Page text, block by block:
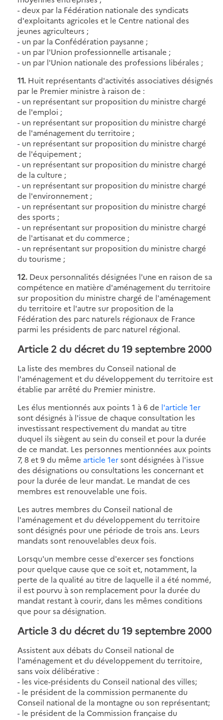
- deux par la Fédération nationale des syndicats
d'exploitants agricoles et le Centre national des
jeunes agriculteurs ;
- un par la Confédération paysanne ;
- un par l'Union professionnelle artisanale ;
- un par l'Union nationale des professions libérales ;
11. Huit représentants d'activités associatives désignés
par le Premier ministre à raison de :
- un représentant sur proposition du ministre chargé
de l'emploi ;
- un représentant sur proposition du ministre chargé
de l'aménagement du territoire ;
- un représentant sur proposition du ministre chargé
de l'équipement ;
- un représentant sur proposition du ministre chargé
de la culture ;
- un représentant sur proposition du ministre chargé
de l'environnement ;
- un représentant sur proposition du ministre chargé
des sports ;
- un représentant sur proposition du ministre chargé
de l'artisanat et du commerce ;
- un représentant sur proposition du ministre chargé
du tourisme ;
12. Deux personnalités désignées l'une en raison de sa
compétence en matière d'aménagement du territoire
sur proposition du ministre chargé de l'aménagement
du territoire et l'autre sur proposition de la
Fédération des parc naturels régionaux de France
parmi les présidents de parc naturel régional.
Article 2 du décret du 19 septembre 2000
La liste des membres du Conseil national de
l'aménagement et du développement du territoire est
établie par arrêté du Premier ministre.
Les élus mentionnés aux points 1 à 6 de l'article 1er
sont désignés à l'issue de chaque consultation les
investissant respectivement du mandat au titre
duquel ils siègent au sein du conseil et pour la durée
de ce mandat. Les personnes mentionnées aux points
7, 8 et 9 du même article 1ersont désignées à l'issue
des désignations ou consultations les concernant et
pour la durée de leur mandat. Le mandat de ces
membres est renouvelable une fois.
Les autres membres du Conseil national de
l'aménagement et du développement du territoire
sont désignés pour une période de trois ans. Leurs
mandats sont renouvelables deux fois.
Lorsqu'un membre cesse d'exercer ses fonctions
pour quelque cause que ce soit et, notamment, la
perte de la qualité au titre de laquelle il a été nommé,
il est pourvu à son remplacement pour la durée du
mandat restant à courir, dans les mêmes conditions
que pour sa désignation.
Article 3 du décret du 19 septembre 2000
Assistent aux débats du Conseil national de
l'aménagement et du développement du territoire,
sans voix délibérative :
- les vice-présidents du Conseil national des villes;
- le président de la commission permanente du
Conseil national de la montagne ou son représentant;
- le président de la Commission française du